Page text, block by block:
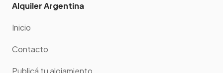
Alquiler Argentina
Inicio
Contacto
Publicá tu alojamiento